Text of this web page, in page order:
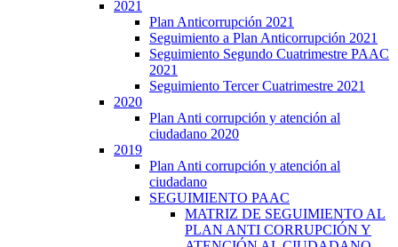
2021
Plan Anticorrupción 2021
Seguimiento a Plan Anticorrupción 2021
Seguimiento Segundo Cuatrimestre PAAC
2021
Seguimiento Tercer Cuatrimestre 2021
2020
Plan Anti corrupción y atención al
ciudadano 2020
2019
Plan Anti corrupción y atención al
ciudadano
SEGUIMIENTO PAAC
MATRIZ DE SEGUIMIENTO AL
PLAN ANTI CORRUPCIÓN Y